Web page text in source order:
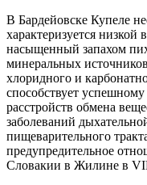
В Бардейовске Купеле
характеризуется низкой
насыщенный запахом
минеральных
хлоридного и
способствует
расстройств обмена
заболеваний
пищеварительного
предупредительное
Словакии в Жилине в